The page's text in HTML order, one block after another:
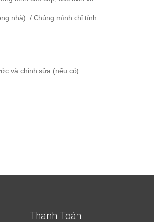
nhà). / Chúng mình chỉ tính
và chỉnh sửa (nếu có)
Thanh Toán